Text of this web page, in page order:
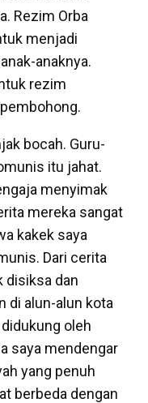
Rezim Orba
menjadi
anaknya.
rezim
bocah. Guru-
itu jahat.
menyimak
mereka sangat
kakek saya
Dari cerita
disiksa dan
di alun-alun kota
oleh
saya mendengar
yang penuh
berbeda dengan